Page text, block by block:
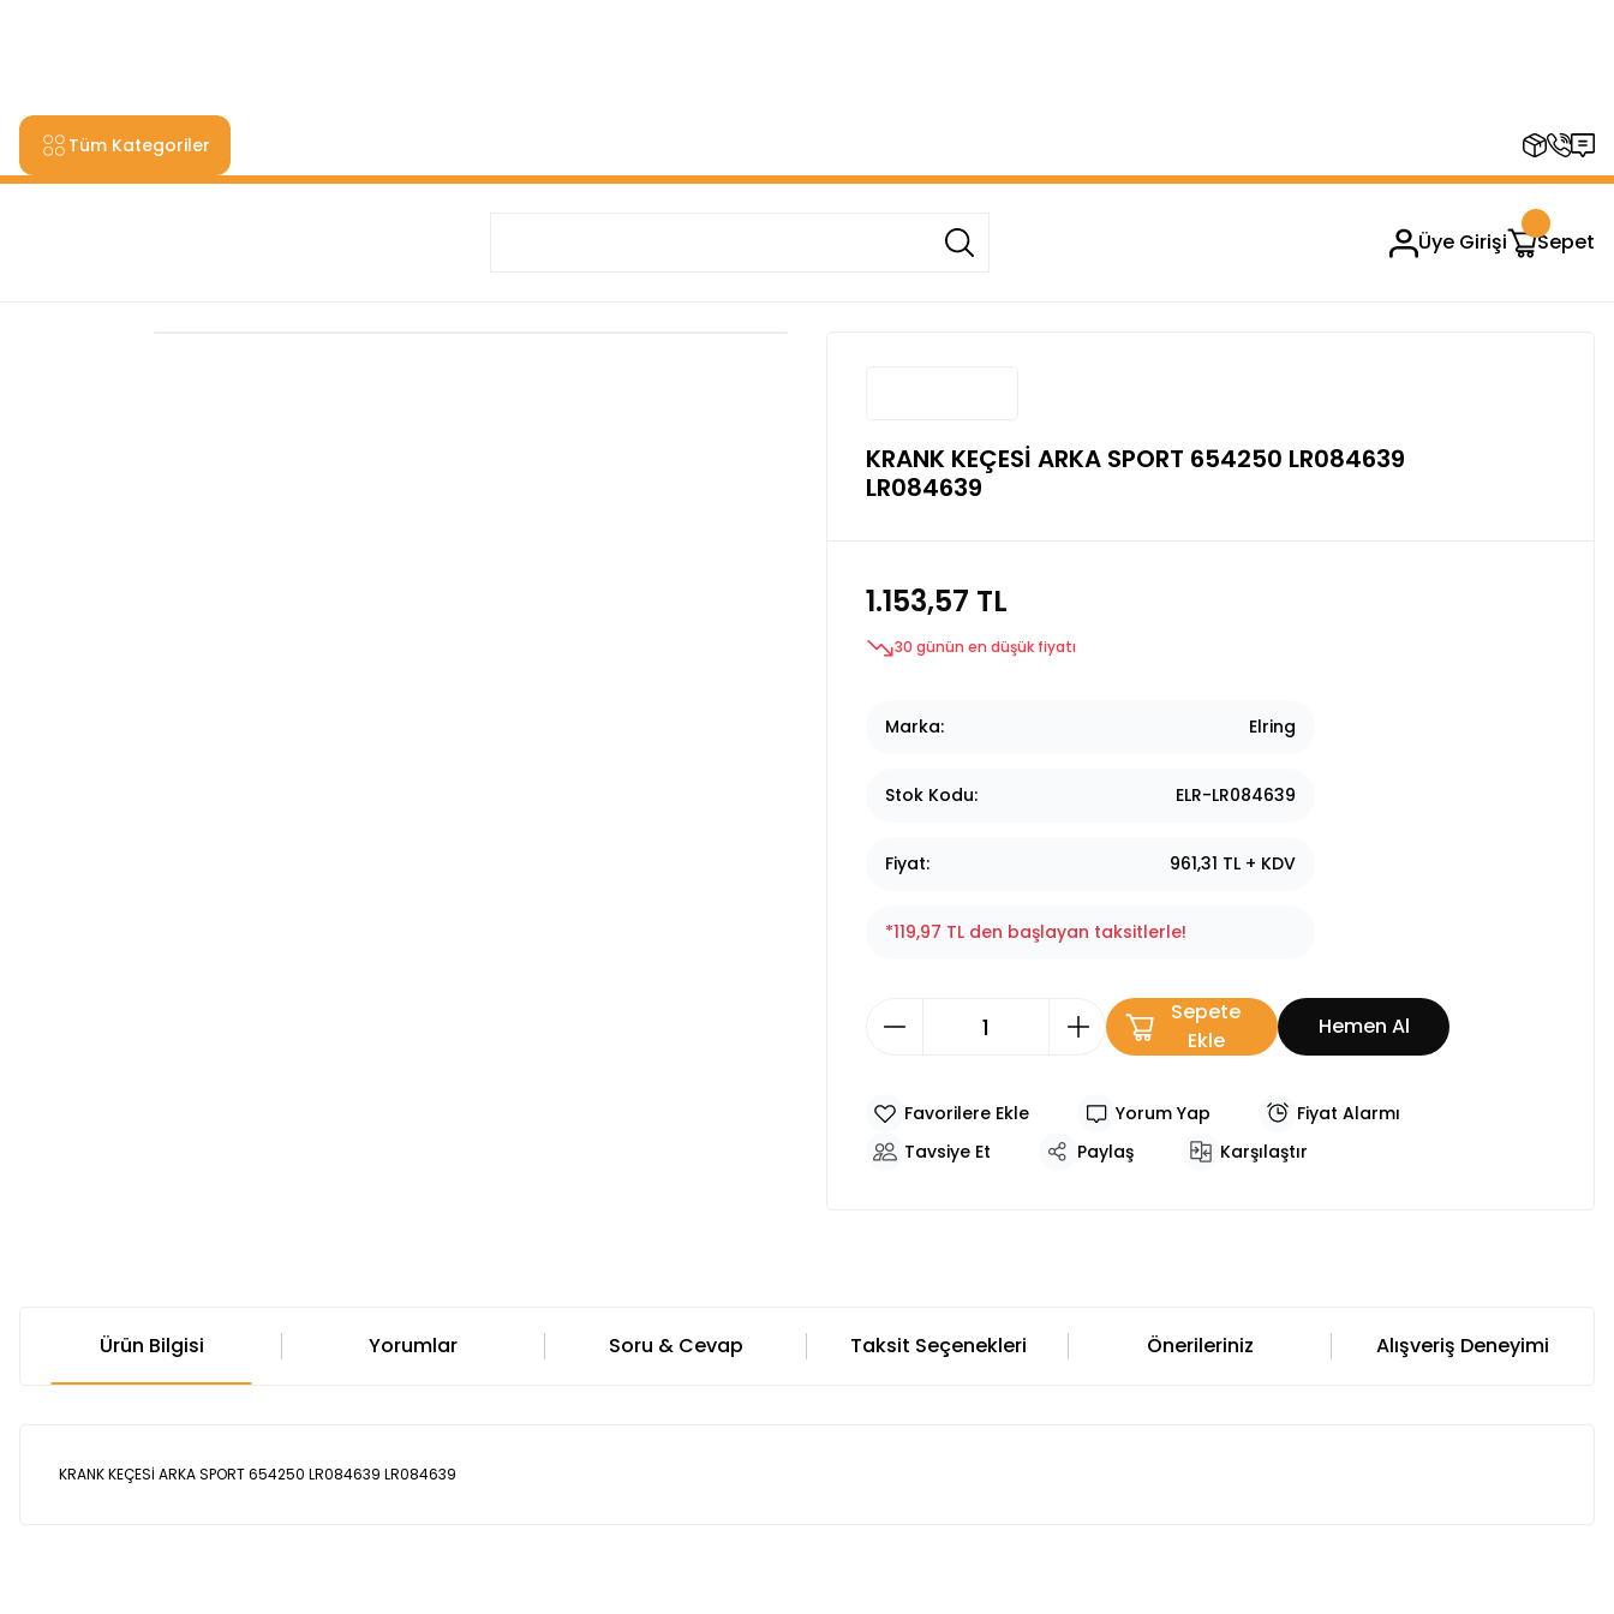
Tüm Kategoriler
Üye Girişi Sepet
KRANK KEÇESİ ARKA SPORT 654250 LR084639
LR084639
1.153,57 TL
30 günün en düşük fiyatı
Marka Elring
Stok Kodu ELR-LR084639
Fiyat 961,31 TL + KDV
*119,97 TL den başlayan taksitlerle!
Sepete
Ekle
Hemen Al
Yorum Yap
Fiyat Alarmı
Tavsiye Et
Paylaş Karşılaştır
Ürün Bilgisi Yorumlar Soru & Cevap Taksit Seçenekleri Önerileriniz Alışveriş Deneyimi
KRANK KEÇESİ ARKA SPORT 654250 LR084639 LR084639